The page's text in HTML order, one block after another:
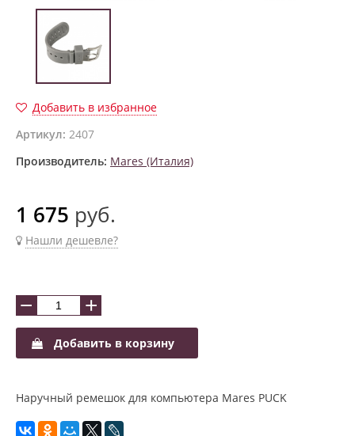
Добавить в избранное
Артикул: 2407
Производитель: Mares (Италия)
1 675 руб.
Нашли дешевле?
− +
Добавить в корзину
Наручный ремешок для компьютера Mares PUCK